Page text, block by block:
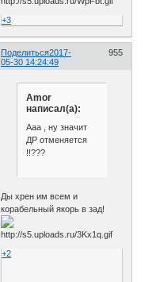
+3
Поделиться 955
2017-
05-30 14:24:49
Amor
написал(а):
Ааа , ну значит
ДР отменяется
!!???
Ды хрен им всем и
корабельный якорь в зад!
+2